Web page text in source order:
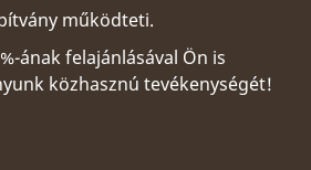
működteti.
ának felajánlásával Ön is
közhasznú tevékenységét!